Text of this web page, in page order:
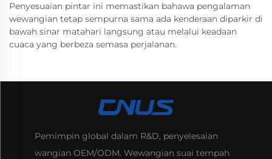
Penyesuaian pintar ini memastikan bahawa pengalaman
wewangian tetap sempurna sama ada kenderaan diparkir di
bawah sinar matahari langsung atau melalui keadaan
cuaca yang berbeza semasa perjalanan.
Pemimpin global dalam R&D, penyelesaian
wangian OEM/ODM. Wewangian suai tempah